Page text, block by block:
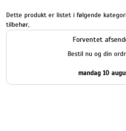
Dette produkt er listet i følgende
tilbehør,
Forventet
Bestil nu og din
mandag 10